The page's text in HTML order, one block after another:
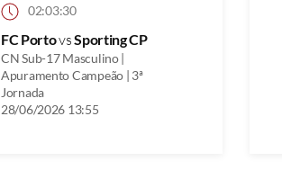
02:03:30
FC PortovsSporting CP
CN Sub-17 Masculino |
Apuramento Campeão | 3ª
Jornada
28/06/2026 13:55